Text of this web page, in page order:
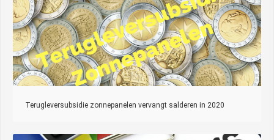
Terugleversubsidie zonnepanelen vervangt salderen in 2020